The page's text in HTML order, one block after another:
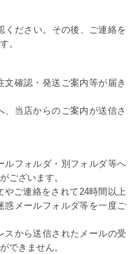
ください。その後、ご連絡を
。
確認・発送ご案内等が届き
当店からのご案内が送信さ
ルフォルダ・別フォルダ等へ
ございます。
ご連絡をされて24時間以上
惑メールフォルダ等を一度ご
スから送信されたメールの受
できません。